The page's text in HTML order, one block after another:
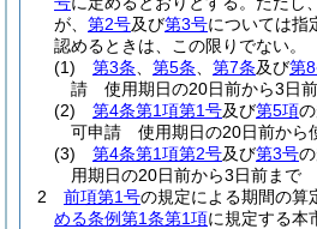
が、 第2号及び第3号については指
認めるときは、この限りでない。
(1)
第3条 第5条 第7条及び第
請 使用期日の20日前から3日
(2)
第4条第1項第1号及び第5項
可申請 使用期日の20日前から
(3)
第4条第1項第2号及び第3号
用期日の20日前から3日前まで
2
前項第1号の規定による期間の算
める条例第1条第1項に規定する本